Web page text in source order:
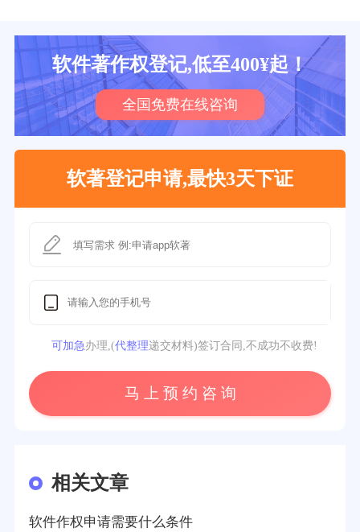
软件著作权登记,低至400¥起！
全国免费在线咨询
软著登记申请,最快3天下证
可加急办理,(代整理递交材料)签订合同,不成功不收费!
马 上 预 约 咨 询
相关文章
软件作权申请需要什么条件